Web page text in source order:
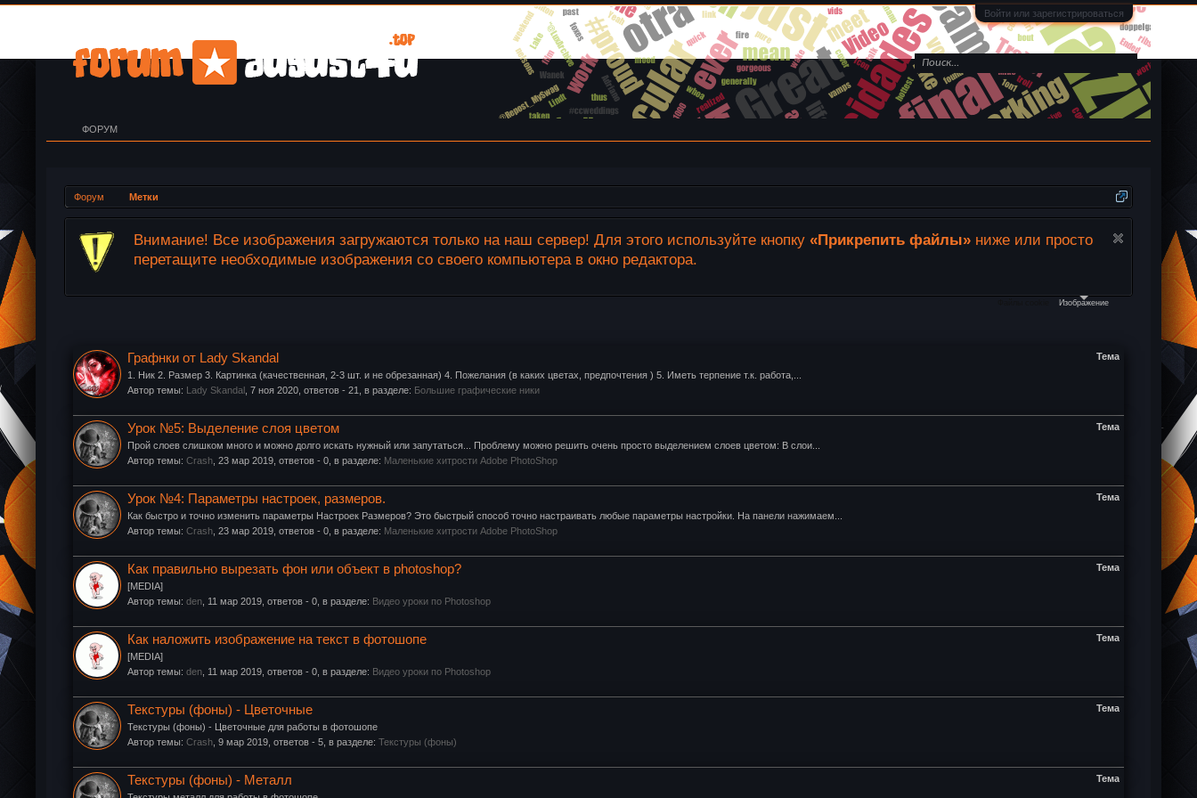
Войти или зарегистрироваться
Форум Метки
Внимание! Все изображения загружаются только на наш сервер! Для этого используйте кнопку «Прикрепить файлы» ниже или просто
перетащите необходимые изображения со своего компьютера в окно редактора.
Этот
Изображение
Тема
Графнки от Lady Skandal
1. Ник 2. Размер 3. Картинка (качественная, 2-3 шт. и не обрезанная) 4. Пожелания (в каких цветах, предпочтения ) 5. Иметь терпение т.к. работа,...
Автор темы: Lady Skandal 7 ноя 2020 , ответов - 21, в разделе: Большие графические ники
Тема
Урок №5: Выделение слоя цветом
Прой слоев слишком много и можно долго искать нужный или запутаться... Проблему можно решить очень просто выделением слоев цветом: В слои...
Автор темы: Crash 23 мар 2019 , ответов - 0, в разделе: Маленькие хитрости Adobe PhotoShop
Тема
Урок №4: Параметры настроек, размеров.
Как быстро и точно изменить параметры Настроек Размеров? Это быстрый способ точно настраивать любые параметры настройки. На панели нажимаем...
Автор темы: Crash 23 мар 2019 , ответов - 0, в разделе: Маленькие хитрости Adobe PhotoShop
Тема
Как правильно вырезать фон или объект в photoshop?
[MEDIA]
Автор темы: den 11 мар 2019 , ответов - 0, в разделе: Видео уроки по Photoshop
Тема
Как наложить изображение на текст в фотошопе
[MEDIA]
Автор темы: den 11 мар 2019 , ответов - 0, в разделе: Видео уроки по Photoshop
Тема
Текстуры (фоны) - Цветочные
Текстуры (фоны) - Цветочные для работы в фотошопе
Автор темы: Crash 9 мар 2019 , ответов - 5, в разделе: Текстуры (фоны)
Тема
Текстуры (фоны) - Металл
ФОРУМ